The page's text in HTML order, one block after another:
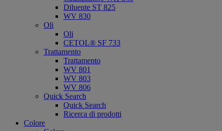
Diluente ST 825
WV 830
Oli
Oli
CETOL® SF 733
Trattamento
Trattamento
WV 801
WV 803
WV 806
Quick Search
Quick Search
Ricerca di prodotti
Colore